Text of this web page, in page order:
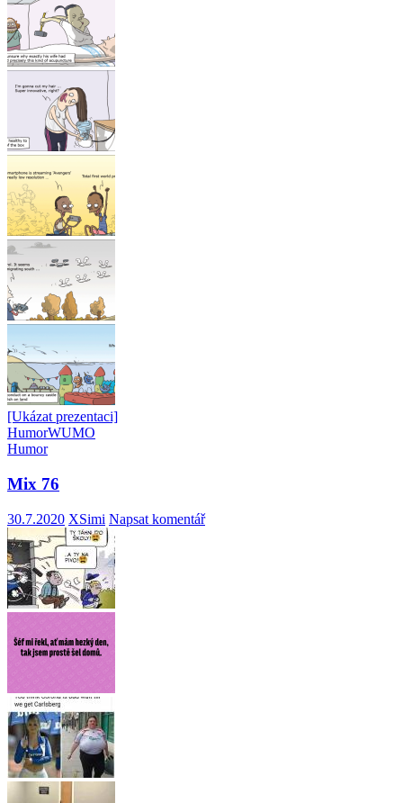
[Ukázat prezentaci]
HumorWUMO
Humor
Mix 76
30.7.2020 XSimi Napsat komentář